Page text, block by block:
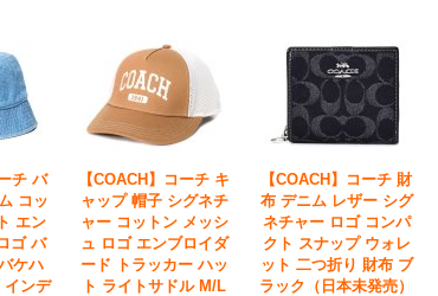
チ バ
コッ
エン
ゴ バ
ケハ
インデ
【COACH】コーチ キ
ャップ 帽子 シグネチ
ャー コットン メッシ
ュ ロゴ エンブロイダ
ード トラッカー ハッ
ト ライトサドル M/L
【COACH】コーチ 財
布 デニム レザー シグ
ネチャー ロゴ コンパ
クト スナップ ウォレ
ット 二つ折り 財布 ブ
ラック（日本未発売）